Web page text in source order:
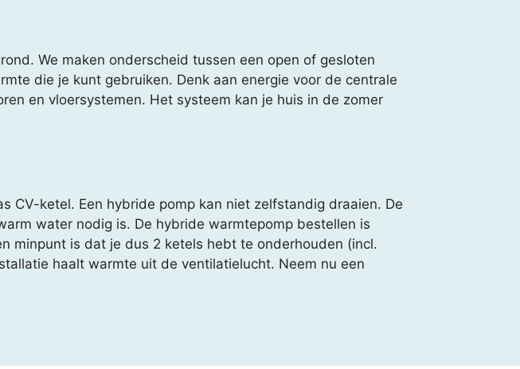
We maken onderscheid tussen een open of gesloten
die je kunt gebruiken. Denk aan energie voor de centrale
en vloersystemen. Het systeem kan je huis in de zomer
CV-ketel. Een hybride pomp kan niet zelfstandig draaien. De
water nodig is. De hybride warmtepomp bestellen is
minpunt is dat je dus 2 ketels hebt te onderhouden (incl.
haalt warmte uit de ventilatielucht. Neem nu een